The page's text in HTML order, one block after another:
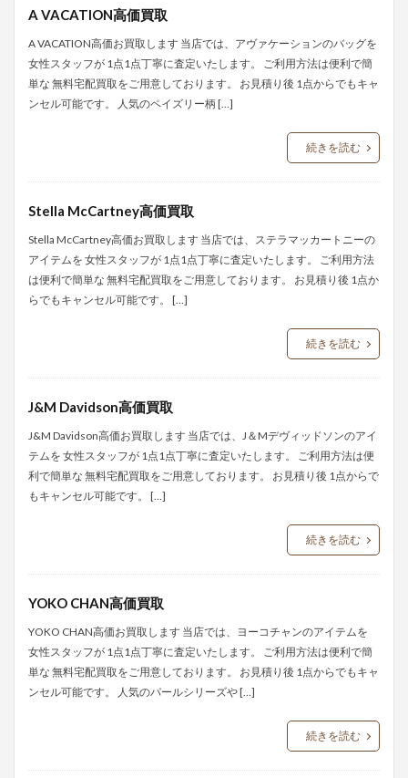
A VACATION高価買取
A VACATION高価お買取します 当店では、アヴァケーションのバッグを
女性スタッフが 1点1点丁寧に査定いたします。 ご利用方法は便利で簡
単な 無料宅配買取をご用意しております。 お見積り後 1点からでもキャ
ンセル可能です。 人気のペイズリー柄 […]
続きを読む
Stella McCartney高価買取
Stella McCartney高価お買取します 当店では、ステラマッカートニーの
アイテムを 女性スタッフが 1点1点丁寧に査定いたします。 ご利用方法
は便利で簡単な 無料宅配買取をご用意しております。 お見積り後 1点か
らでもキャンセル可能です。 […]
続きを読む
J&M Davidson高価買取
J&M Davidson高価お買取します 当店では、J＆Mデヴィッドソンのアイ
テムを 女性スタッフが 1点1点丁寧に査定いたします。 ご利用方法は便
利で簡単な 無料宅配買取をご用意しております。 お見積り後 1点からで
もキャンセル可能です。 […]
続きを読む
YOKO CHAN高価買取
YOKO CHAN高価お買取します 当店では、ヨーコチャンのアイテムを
女性スタッフが 1点1点丁寧に査定いたします。 ご利用方法は便利で簡
単な 無料宅配買取をご用意しております。 お見積り後 1点からでもキャ
ンセル可能です。 人気のパールシリーズや […]
続きを読む